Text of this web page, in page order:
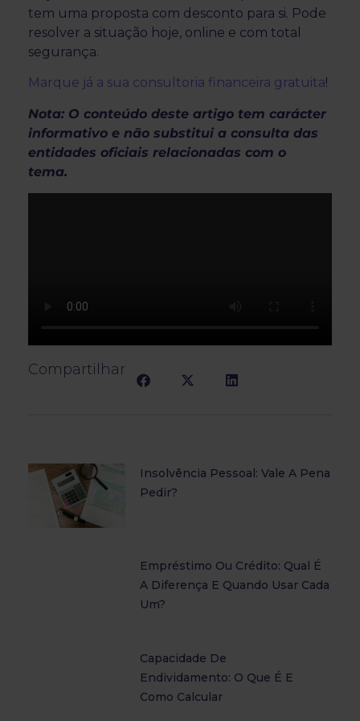
tem uma proposta com desconto para si. Pode
resolver a situação hoje, online e com total
segurança.
Marque já a sua consultoria financeira gratuita!
Nota: O conteúdo deste artigo tem carácter
informativo e não substitui a consulta das
entidades oficiais relacionadas com o
tema.
Compartilhar
Insolvência Pessoal: Vale A Pena
Pedir?
Empréstimo Ou Crédito: Qual É
A Diferença E Quando Usar Cada
Um?
Capacidade De
Endividamento: O Que É E
Como Calcular